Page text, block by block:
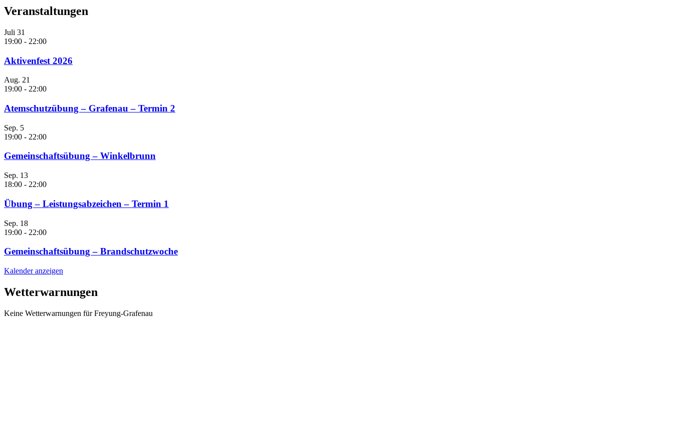
Veranstaltungen
Juli 31
19:00 - 22:00
Aktivenfest 2026
Aug. 21
19:00 - 22:00
Atemschutzübung – Grafenau – Termin 2
Sep. 5
19:00 - 22:00
Gemeinschaftsübung – Winkelbrunn
Sep. 13
18:00 - 22:00
Übung – Leistungsabzeichen – Termin 1
Sep. 18
19:00 - 22:00
Gemeinschaftsübung – Brandschutzwoche
Kalender anzeigen
Wetterwarnungen
Keine Wetterwarnungen für Freyung-Grafenau